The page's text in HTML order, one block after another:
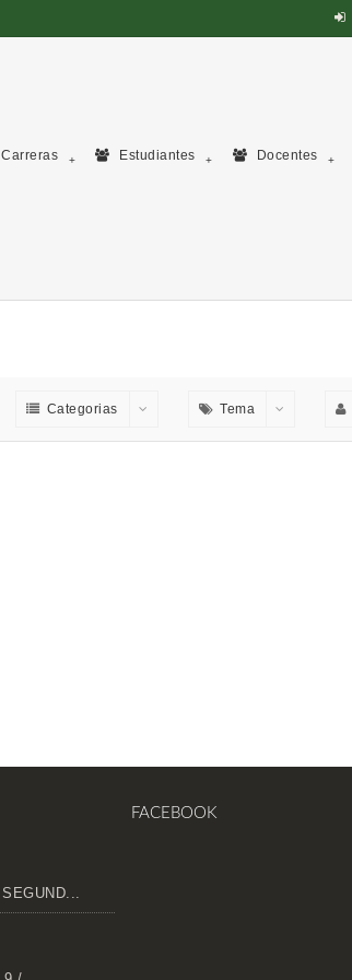
Carreras Estudiantes Docentes
Categorias Tema
FACEBOOK